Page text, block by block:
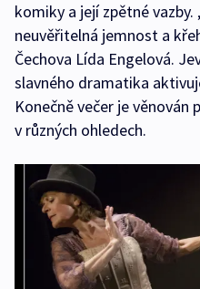
komiky a její zpětné
neuvěřitelná jemnost a
Čechova Lída Engelová.
slavného dramatika
Konečně večer je
v různých ohledech.